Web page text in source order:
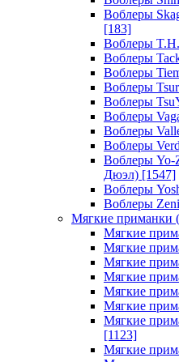
Воблеры
[183]
Воблеры
Воблеры
Воблеры
Воблеры
Воблеры
Воблеры
Воблеры
Воблеры
Воблеры
Дюэл) [1547]
Воблеры
Воблеры
Мягкие приманки
Мягкие
Мягкие
Мягкие
Мягкие
Мягкие
Мягкие
Мягкие
[1123]
Мягкие